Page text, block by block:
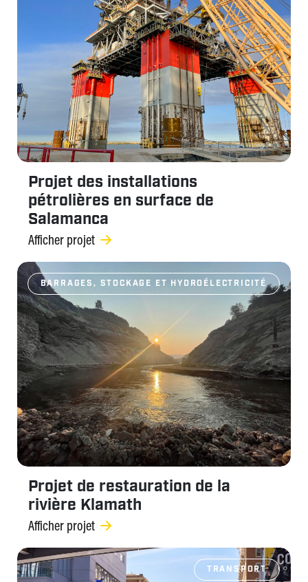
Projet des installations
pétrolières en surface de
Salamanca
Afficher projet
BARRAGES, STOCKAGE ET HYDROÉLECTRICITÉ
Projet de restauration de la
rivière Klamath
Afficher projet
TRANSPORT